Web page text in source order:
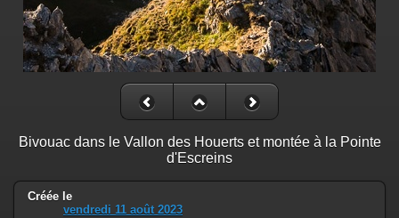
Bivouac dans le Vallon des Houerts et montée à la Pointe
d'Escreins
Créée le
vendredi 11 août 2023